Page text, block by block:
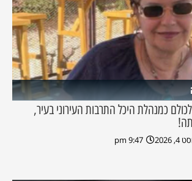
כמנהלת היכל התרבות העירוני בעיר,
2026
9:47 pm